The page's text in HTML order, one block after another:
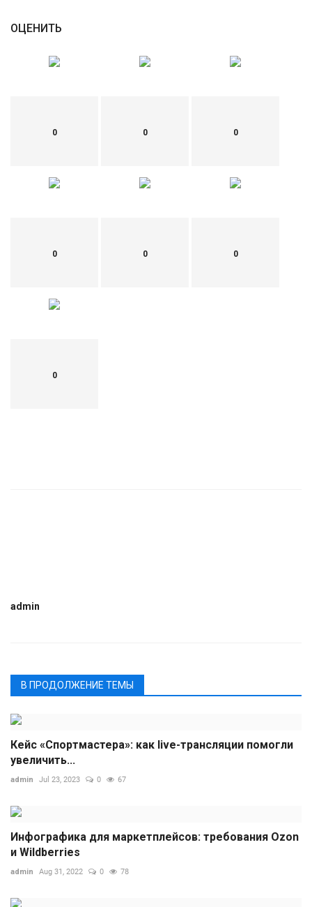
ОЦЕНИТЬ
0 0 0
0 0 0
0
admin
В ПРОДОЛЖЕНИЕ ТЕМЫ
Кейс «Спортмастера»: как live-трансляции помогли
увеличить...
admin Jul 23, 2023 0 67
Инфографика для маркетплейсов: требования Ozon
и Wildberries
admin Aug 31, 2022 0 78